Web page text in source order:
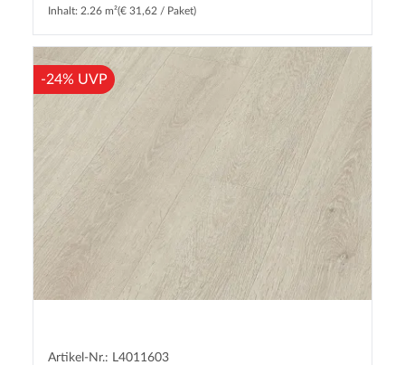
Inhalt: 2.26 m²(€ 31,62 / Paket)
-24% UVP
Artikel-Nr.: L4011603